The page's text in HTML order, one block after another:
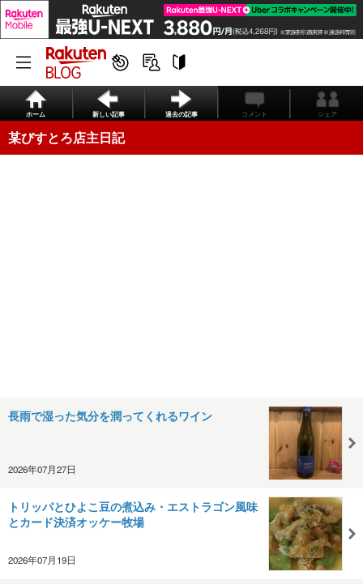
ホーム 新しい記事 過去の記事 コメント シェア
某びすとろ店主日記
長雨で湿った気分を潤ってくれるワイン
2026年07月27日
トリッパとひよこ豆の煮込み・エストラゴン風味
とカード決済オッケー牧場
2026年07月19日